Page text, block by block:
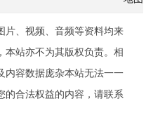
片、视频、音频等资料均来
本站亦不为其版权负责。相
内容数据庞杂本站无法一一
的合法权益的内容，请联系